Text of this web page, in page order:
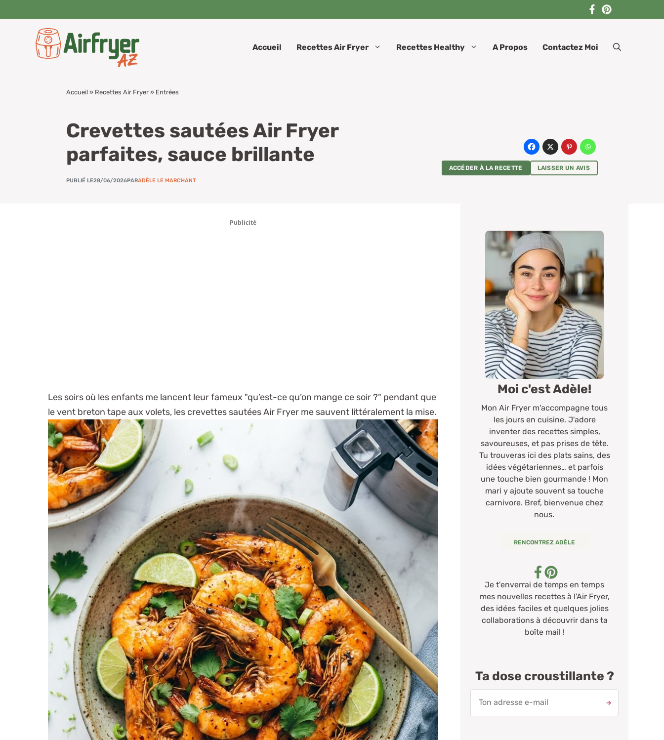
au
Accueil Recettes Air Fryer Recettes Healthy A Propos Contactez Moi
Accueil » Recettes Air Fryer » Entrées
Crevettes sautées Air Fryer
parfaites, sauce brillante
PUBLIÉ LE28/06/2026PARADÈLE LE MARCHANT
ACCÉDER À LA RECETTE LAISSER UN AVIS
Publicité
Les soirs où les enfants me lancent leur fameux "qu’est-ce qu’on mange ce soir ?" pendant que
le vent breton tape aux volets, les crevettes sautées Air Fryer me sauvent littéralement la mise.
Moi c'est Adèle!
Mon Air Fryer m'accompagne tous
les jours en cuisine. J'adore
inventer des recettes simples,
savoureuses, et pas prises de tête.
Tu trouveras ici des plats sains, des
idées végétariennes… et parfois
une touche bien gourmande ! Mon
mari y ajoute souvent sa touche
carnivore. Bref, bienvenue chez
nous.
RENCONTREZ ADÈLE
Je t'enverrai de temps en temps
mes nouvelles recettes à l'Air Fryer,
des idées faciles et quelques jolies
collaborations à découvrir dans ta
boîte mail !
Ta dose croustillante ?